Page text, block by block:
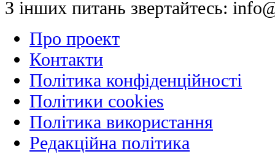
З інших питань звертайтесь:
Про проект
Контакти
Політика конфіденційності
Політики cookies
Політика використання
Редакційна політика